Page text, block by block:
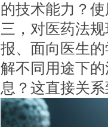
的技术能力？
三，对医药法
报、面向医生
解不同用途下
息？这直接关